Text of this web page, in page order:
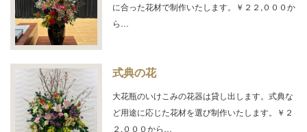
に合った花材で制作いたします。￥２２,０００か
ら…
式典の花
大花瓶のいけこみの花器は貸し出します。式典な
ど用途に応じた花材を選び制作いたします。￥２
２,０００から…